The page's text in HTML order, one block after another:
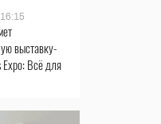
выставку-
Всё для